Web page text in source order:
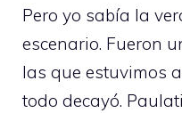
Pero yo sabía la
escenario. Fueron
las que estuvimos
todo decayó.